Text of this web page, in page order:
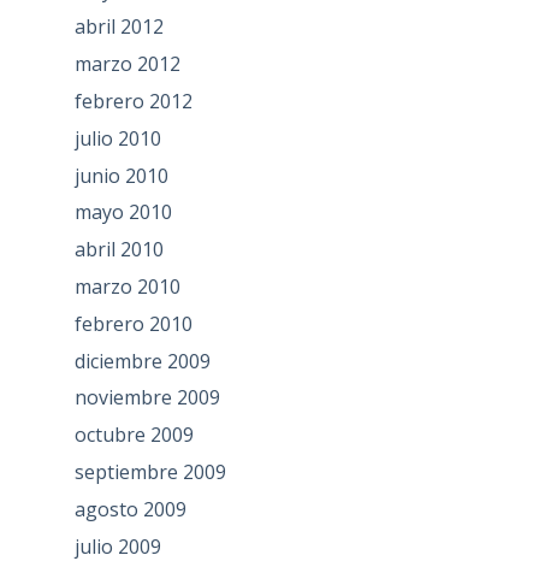
abril 2012
marzo 2012
febrero 2012
julio 2010
junio 2010
mayo 2010
abril 2010
marzo 2010
febrero 2010
diciembre 2009
noviembre 2009
octubre 2009
septiembre 2009
agosto 2009
julio 2009